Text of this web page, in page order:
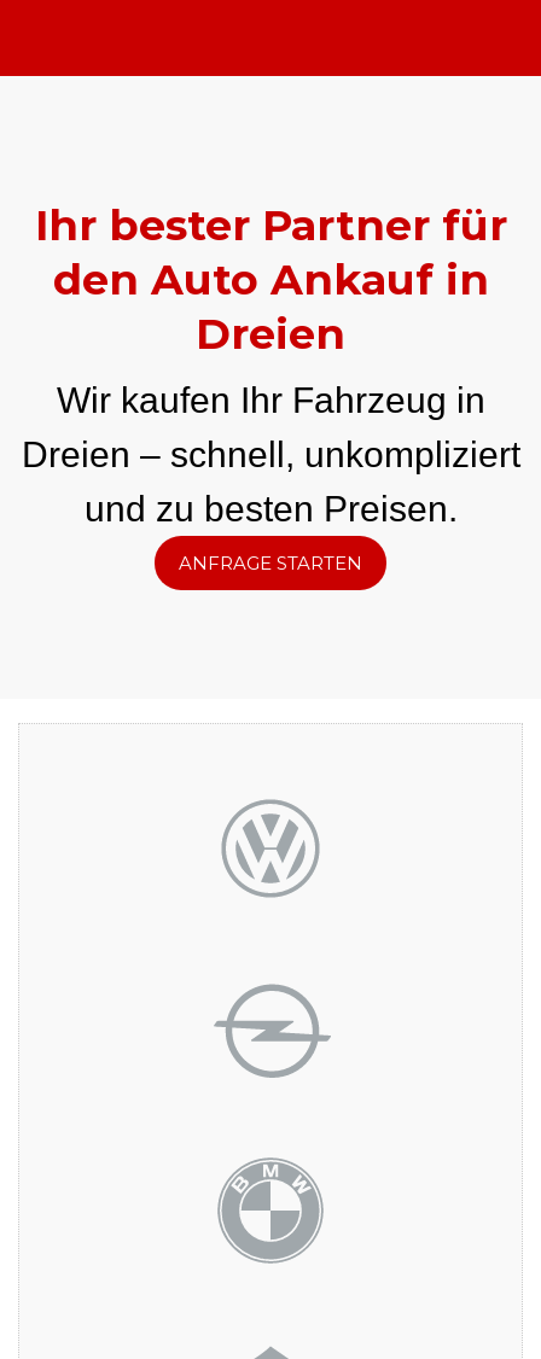
Ihr bester Partner für
den Auto Ankauf in
Dreien
Wir kaufen Ihr Fahrzeug in
Dreien – schnell, unkompliziert
und zu besten Preisen.
ANFRAGE STARTEN